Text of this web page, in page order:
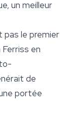
un meilleur
pas le premier
en
de
portée